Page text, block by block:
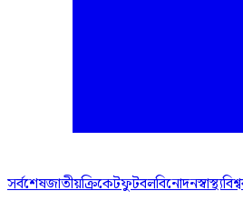
সর্বশেষজাতীয়ক্রিকেটফুটবলবিনোদনস্বাস্থ্যবিশ্ব